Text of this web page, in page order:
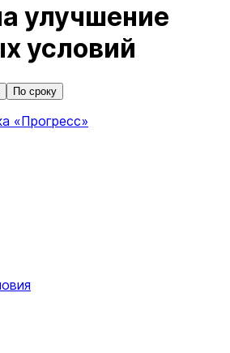
улучшение
условий
По сроку
«Прогресс»